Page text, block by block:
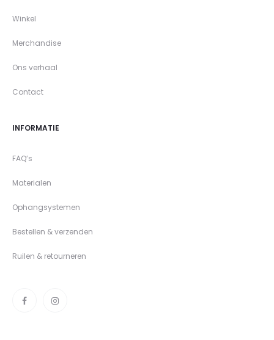
Winkel
Merchandise
Ons verhaal
Contact
INFORMATIE
FAQ’s
Materialen
Ophangsystemen
Bestellen & verzenden
Ruilen & retourneren